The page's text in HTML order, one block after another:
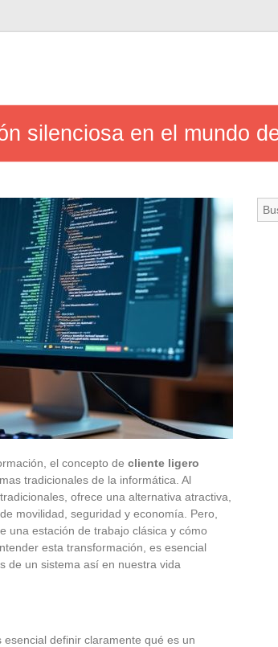
silenciosa en el mundo
el concepto de cliente ligero
tradicionales de la informática. Al
ofrece una alternativa atractiva,
movilidad, seguridad y economía. Pero,
una estación de trabajo clásica y cómo
esta transformación, es esencial
de un sistema así en nuestra vida
definir claramente qué es un